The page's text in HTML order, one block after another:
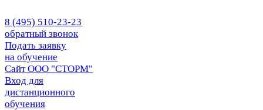
8 (495) 510-23-23
обратный звонок
Подать заявку
на обучение
Сайт ООО "СТОРМ"
Вход для
дистанционного
обучения